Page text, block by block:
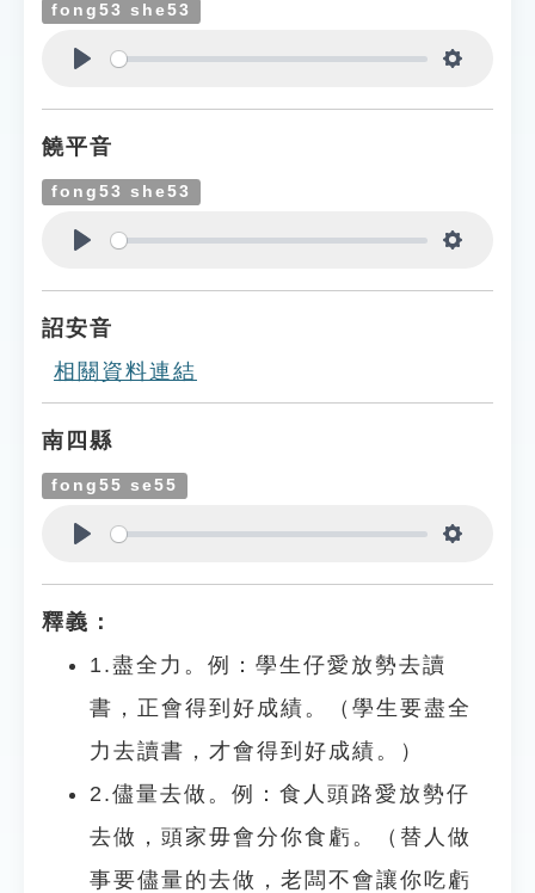
fong53 she53
饒平音
fong53 she53
詔安音
相關資料連結
南四縣
fong55 se55
釋義：
1.盡全力。例：學生仔愛放勢去讀
書，正會得到好成績。（學生要盡全
力去讀書，才會得到好成績。）
2.儘量去做。例：食人頭路愛放勢仔
去做，頭家毋會分你食虧。（替人做
事要儘量的去做，老闆不會讓你吃虧